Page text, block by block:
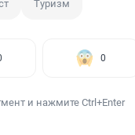
Туризм
0
и нажмите Ctrl+Enter